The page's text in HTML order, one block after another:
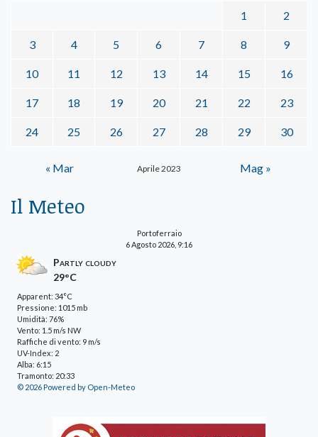
Aprile 2023
1 2
3 4 5 6 7 8 9
10 11 12 13 14 15 16
17 18 19 20 21 22 23
24 25 26 27 28 29 30
« Mar Mag »
Il Meteo
Portoferraio
6 Agosto 2026, 9:16
Partly cloudy
29°C
Apparent: 34°C
Pressione: 1015 mb
Umidità: 76%
Vento: 1.5 m/s NW
Raffiche di vento: 9 m/s
UV-Index: 2
Alba: 6:15
Tramonto: 20:33
© 2026 Powered by Open-Meteo